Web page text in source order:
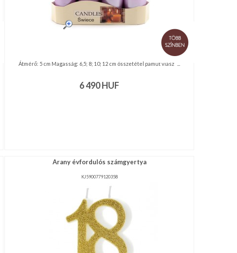
Átmérő: 5 cm Magasság: 6,5; 8; 10; 12 cm összetétel pamut viasz ...
6 490HUF
Arany évfordulós számgyertya
KJ5900779120358